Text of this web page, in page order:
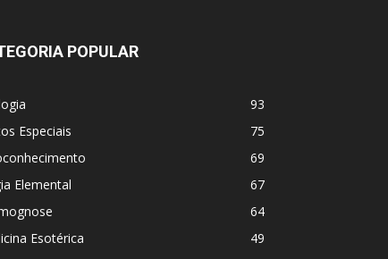
POPULAR
93
Especiais
75
69
Elemental
67
64
Esotérica
49